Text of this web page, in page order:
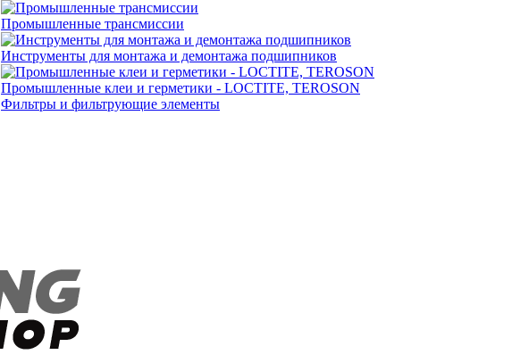
Промышленные трансмиссии
Инструменты для монтажа и демонтажа подшипников
Промышленные клеи и герметики - LOCTITE, TEROSON
Фильтры и фильтрующие элементы